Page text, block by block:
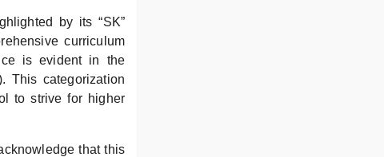
by its “SK”
curriculum
is evident in the
This categorization
to strive for higher
that this